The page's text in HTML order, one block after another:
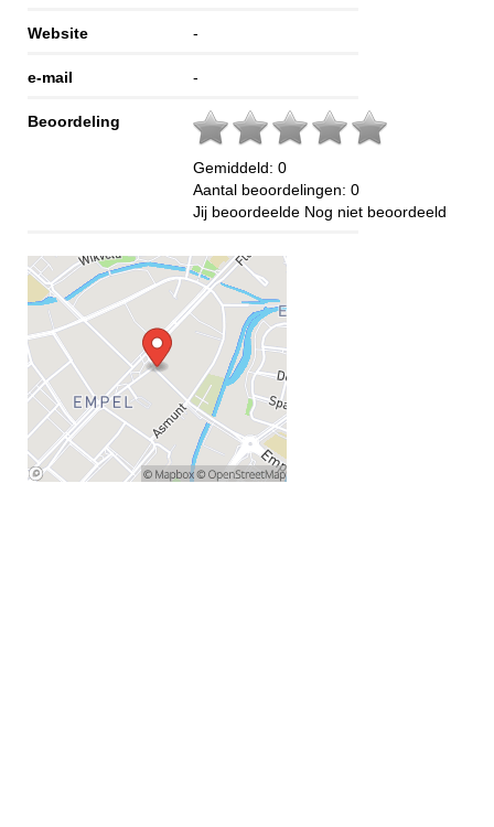
Website -
e-mail -
Beoordeling
Gemiddeld: 0
Aantal beoordelingen: 0
Jij beoordeelde Nog niet beoordeeld